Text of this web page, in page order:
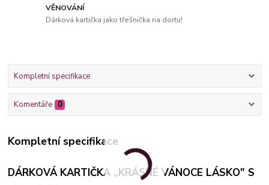
VĚNOVÁNÍ
Dárková kartička jako třešnička na dortu!
Kompletní specifikace
Komentáře 0
Kompletní specifikace
DÁRKOVÁ KARTIČKA ,,KRÁSNÉ VÁNOCE LÁSKO" S